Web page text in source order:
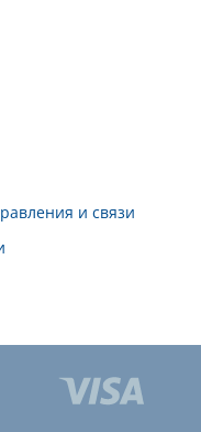
и связи